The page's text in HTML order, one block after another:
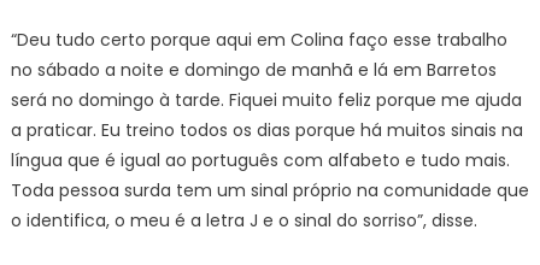
“Deu tudo certo porque aqui em Colina faço esse trabalho
no sábado a noite e domingo de manhã e lá em Barretos
será no domingo à tarde. Fiquei muito feliz porque me ajuda
a praticar. Eu treino todos os dias porque há muitos sinais na
língua que é igual ao português com alfabeto e tudo mais.
Toda pessoa surda tem um sinal próprio na comunidade que
o identifica, o meu é a letra J e o sinal do sorriso”, disse.